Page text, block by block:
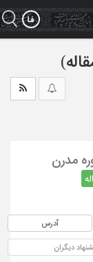
مدرن
آدرس
دیگران